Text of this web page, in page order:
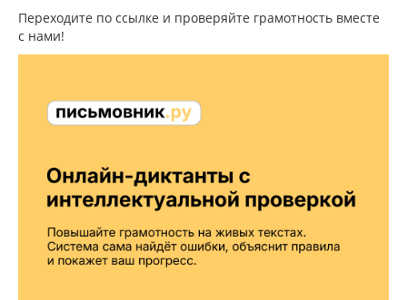
Переходите по ссылке и проверяйте грамотность вместе
с нами!